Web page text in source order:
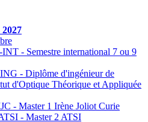
- Semestre international 7 ou 9
- Diplôme d'ingénieur de
d'Optique Théorique et Appliquée
- Master 1 Irène Joliot Curie
- Master 2 ATSI